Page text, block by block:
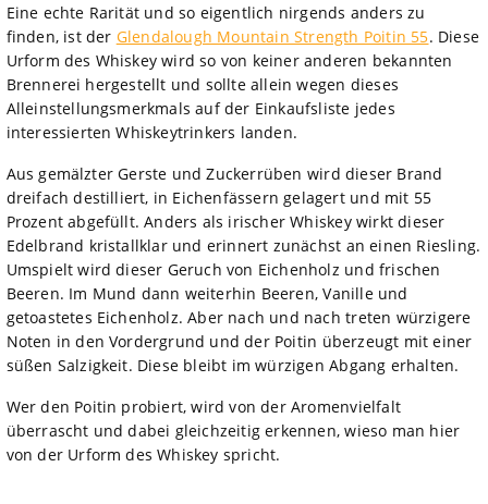
Eine echte Rarität und so eigentlich nirgends anders zu
finden, ist der Glendalough Mountain Strength Poitin 55. Diese
Urform des Whiskey wird so von keiner anderen bekannten
Brennerei hergestellt und sollte allein wegen dieses
Alleinstellungsmerkmals auf der Einkaufsliste jedes
interessierten Whiskeytrinkers landen.
Aus gemälzter Gerste und Zuckerrüben wird dieser Brand
dreifach destilliert, in Eichenfässern gelagert und mit 55
Prozent abgefüllt. Anders als irischer Whiskey wirkt dieser
Edelbrand kristallklar und erinnert zunächst an einen Riesling.
Umspielt wird dieser Geruch von Eichenholz und frischen
Beeren. Im Mund dann weiterhin Beeren, Vanille und
getoastetes Eichenholz. Aber nach und nach treten würzigere
Noten in den Vordergrund und der Poitin überzeugt mit einer
süßen Salzigkeit. Diese bleibt im würzigen Abgang erhalten.
Wer den Poitin probiert, wird von der Aromenvielfalt
überrascht und dabei gleichzeitig erkennen, wieso man hier
von der Urform des Whiskey spricht.